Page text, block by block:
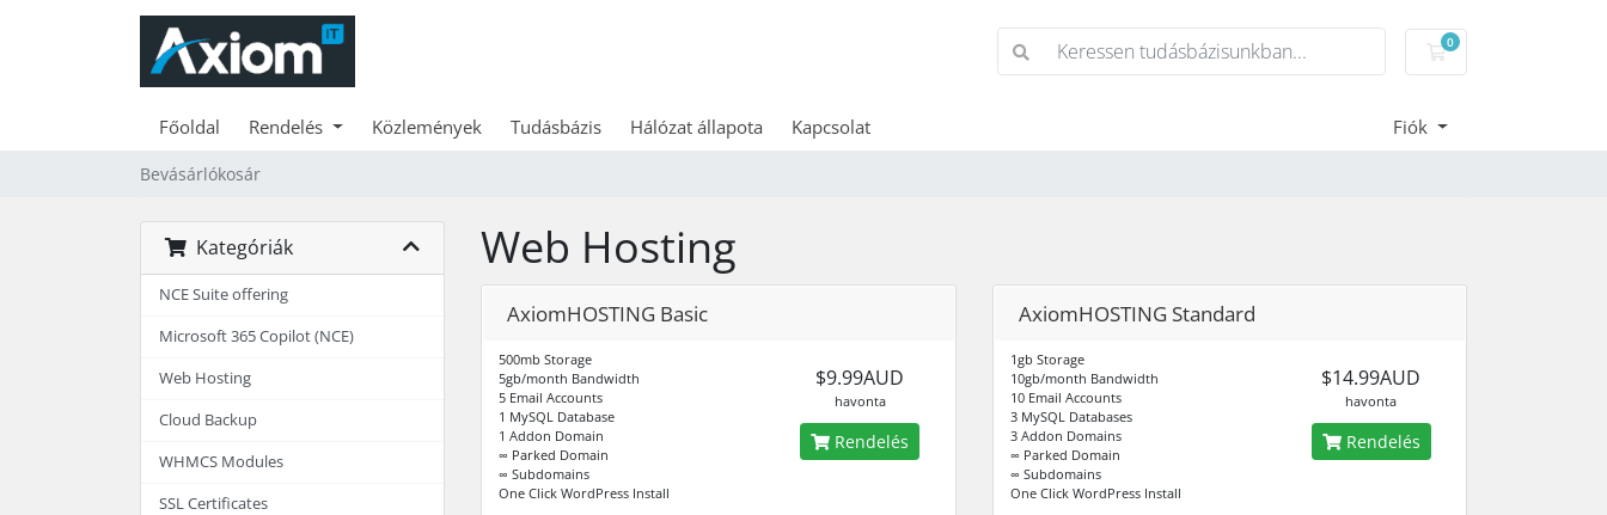
0
Bevásárlókosár
Főoldal Rendelés Közlemények Tudásbázis Hálózat állapota Kapcsolat Fiók
Bevásárlókosár
Kategóriák
NCE Suite offering
Microsoft 365 Copilot (NCE)
Web Hosting
Cloud Backup
WHMCS Modules
SSL Certificates
Web Hosting
AxiomHOSTING Basic
500mb Storage
5gb/month Bandwidth
5 Email Accounts
1 MySQL Database
1 Addon Domain
∞ Parked Domain
∞ Subdomains
One Click WordPress Install
$9.99AUD
havonta
Rendelés
AxiomHOSTING Standard
1gb Storage
10gb/month Bandwidth
10 Email Accounts
3 MySQL Databases
3 Addon Domains
∞ Parked Domain
∞ Subdomains
One Click WordPress Install
$14.99AUD
havonta
Rendelés